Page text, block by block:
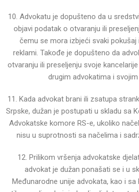
10. Advokatu je dopušteno da u
objavi podatak o otvaranju ili
čemu se mora izbjeći svaki pokušaj
reklami. Takođe je dopušteno da
otvaranju ili preseljenju svoje
drugim advokatima i
11. Kada advokat brani ili zsatupa
Srpske, dužan je postupati u skladu sa
Advokatske komore RS-e, ukoliko
nisu u suprotnosti sa načelima i
12. Prilikom vršenja advokatske
advokat je dužan ponašati se i u
Međunarodne unije advokata, kao i